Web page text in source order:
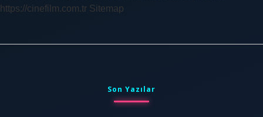
https://cinefilm.com.tr Sitemap
Son Yazılar